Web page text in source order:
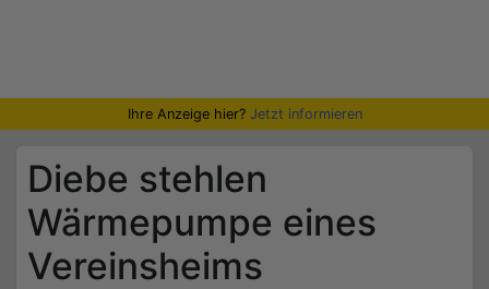
Ihre Anzeige hier? Jetzt informieren
Diebe stehlen
Wärmepumpe eines
Vereinsheims